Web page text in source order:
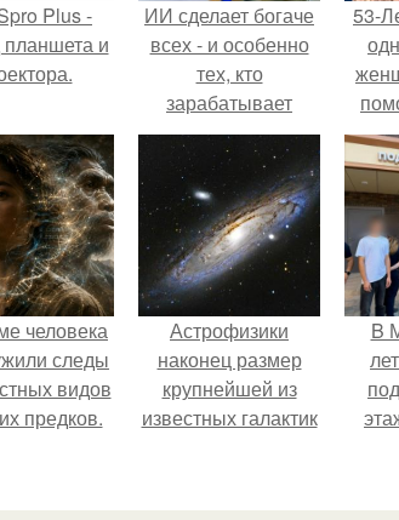
Plus -
планшета и
ИИ сделает богаче
всех - и особенно
тех, кто
зарабатывает
меньше всего.
53-
человека
следы
видов
предков.
Астрофизики
наконец размер
крупнейшей из
известных галактик
B